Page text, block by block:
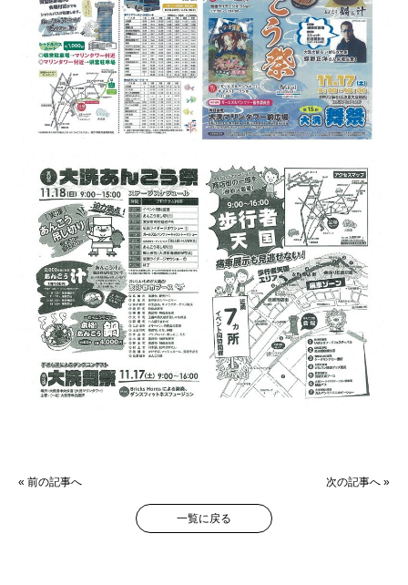
« 前の記事へ
一覧に戻る
次の記事へ »